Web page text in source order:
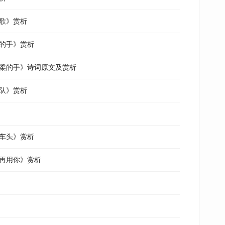
》赏析
手》赏析
的手》诗词原文及赏析
》赏析
头》赏析
用你》赏析